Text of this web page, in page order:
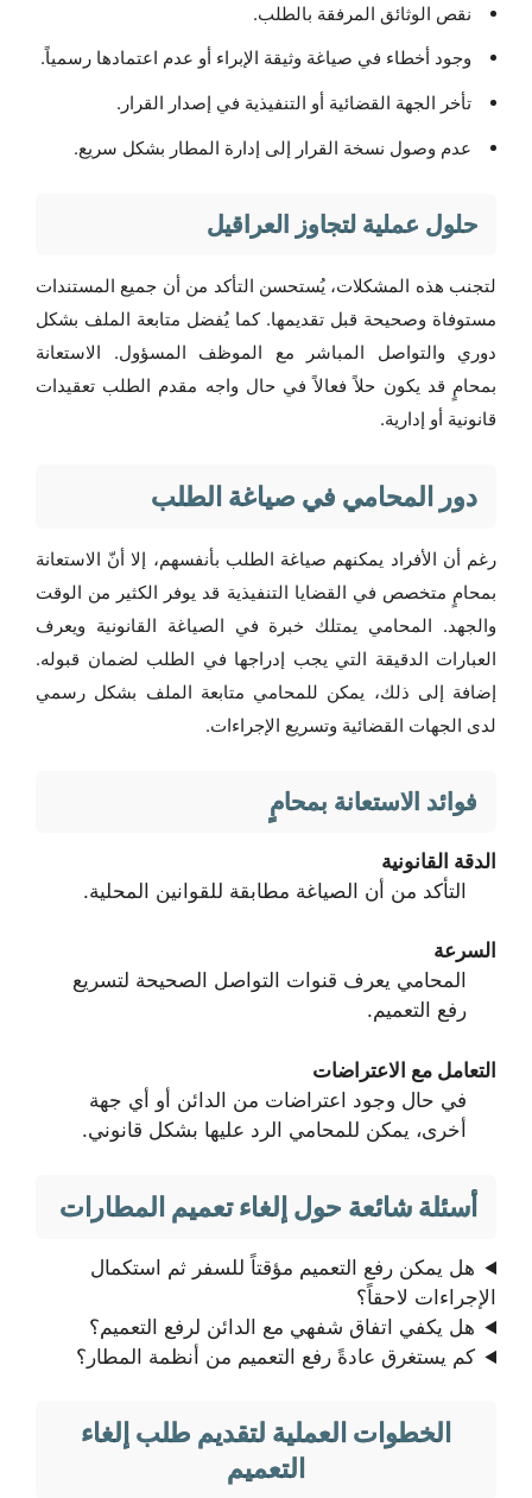
نقص الوثائق المرفقة بالطلب.
وجود أخطاء في صياغة وثيقة الإبراء أو عدم اعتمادها رسمياً.
تأخر الجهة القضائية أو التنفيذية في إصدار القرار.
عدم وصول نسخة القرار إلى إدارة المطار بشكل سريع.
حلول عملية لتجاوز العراقيل
لتجنب هذه المشكلات، يُستحسن التأكد من أن جميع المستندات
مستوفاة وصحيحة قبل تقديمها. كما يُفضل متابعة الملف بشكل
دوري والتواصل المباشر مع الموظف المسؤول. الاستعانة
بمحامٍ قد يكون حلاً فعالاً في حال واجه مقدم الطلب تعقيدات
قانونية أو إدارية.
دور المحامي في صياغة الطلب
رغم أن الأفراد يمكنهم صياغة الطلب بأنفسهم، إلا أنّ الاستعانة
بمحامٍ متخصص في القضايا التنفيذية قد يوفر الكثير من الوقت
والجهد. المحامي يمتلك خبرة في الصياغة القانونية ويعرف
العبارات الدقيقة التي يجب إدراجها في الطلب لضمان قبوله.
إضافة إلى ذلك، يمكن للمحامي متابعة الملف بشكل رسمي
لدى الجهات القضائية وتسريع الإجراءات.
فوائد الاستعانة بمحامٍ
الدقة القانونية
التأكد من أن الصياغة مطابقة للقوانين المحلية.
السرعة
المحامي يعرف قنوات التواصل الصحيحة لتسريع
رفع التعميم.
التعامل مع الاعتراضات
في حال وجود اعتراضات من الدائن أو أي جهة
أخرى، يمكن للمحامي الرد عليها بشكل قانوني.
أسئلة شائعة حول إلغاء تعميم المطارات
هل يمكن رفع التعميم مؤقتاً للسفر ثم استكمال
الإجراءات لاحقاً؟
هل يكفي اتفاق شفهي مع الدائن لرفع التعميم؟
كم يستغرق عادةً رفع التعميم من أنظمة المطار؟
الخطوات العملية لتقديم طلب إلغاء
التعميم